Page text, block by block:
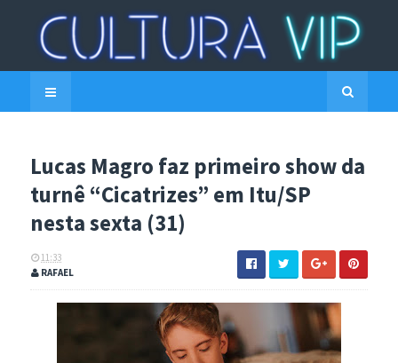
Lucas Magro faz primeiro show da
turnê “Cicatrizes” em Itu/SP
nesta sexta (31)
11:33
RAFAEL